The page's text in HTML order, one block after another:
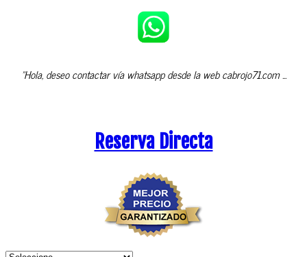
"Hola, deseo contactar vía whatsapp desde la web cabrojo71.com ...
Reserva Directa